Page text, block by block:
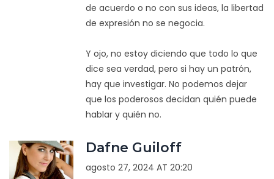
de acuerdo o no con sus ideas, la libertad
de expresión no se negocia.
Y ojo, no estoy diciendo que todo lo que
dice sea verdad, pero si hay un patrón,
hay que investigar. No podemos dejar
que los poderosos decidan quién puede
hablar y quién no.
Dafne Guiloff
agosto 27, 2024 AT 20:20